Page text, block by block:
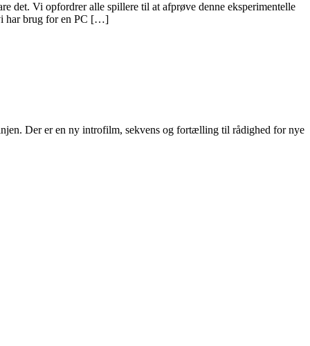
det. Vi opfordrer alle spillere til at afprøve denne eksperimentelle
har brug for en PC […]
Der er en ny introfilm, sekvens og fortælling til rådighed for nye